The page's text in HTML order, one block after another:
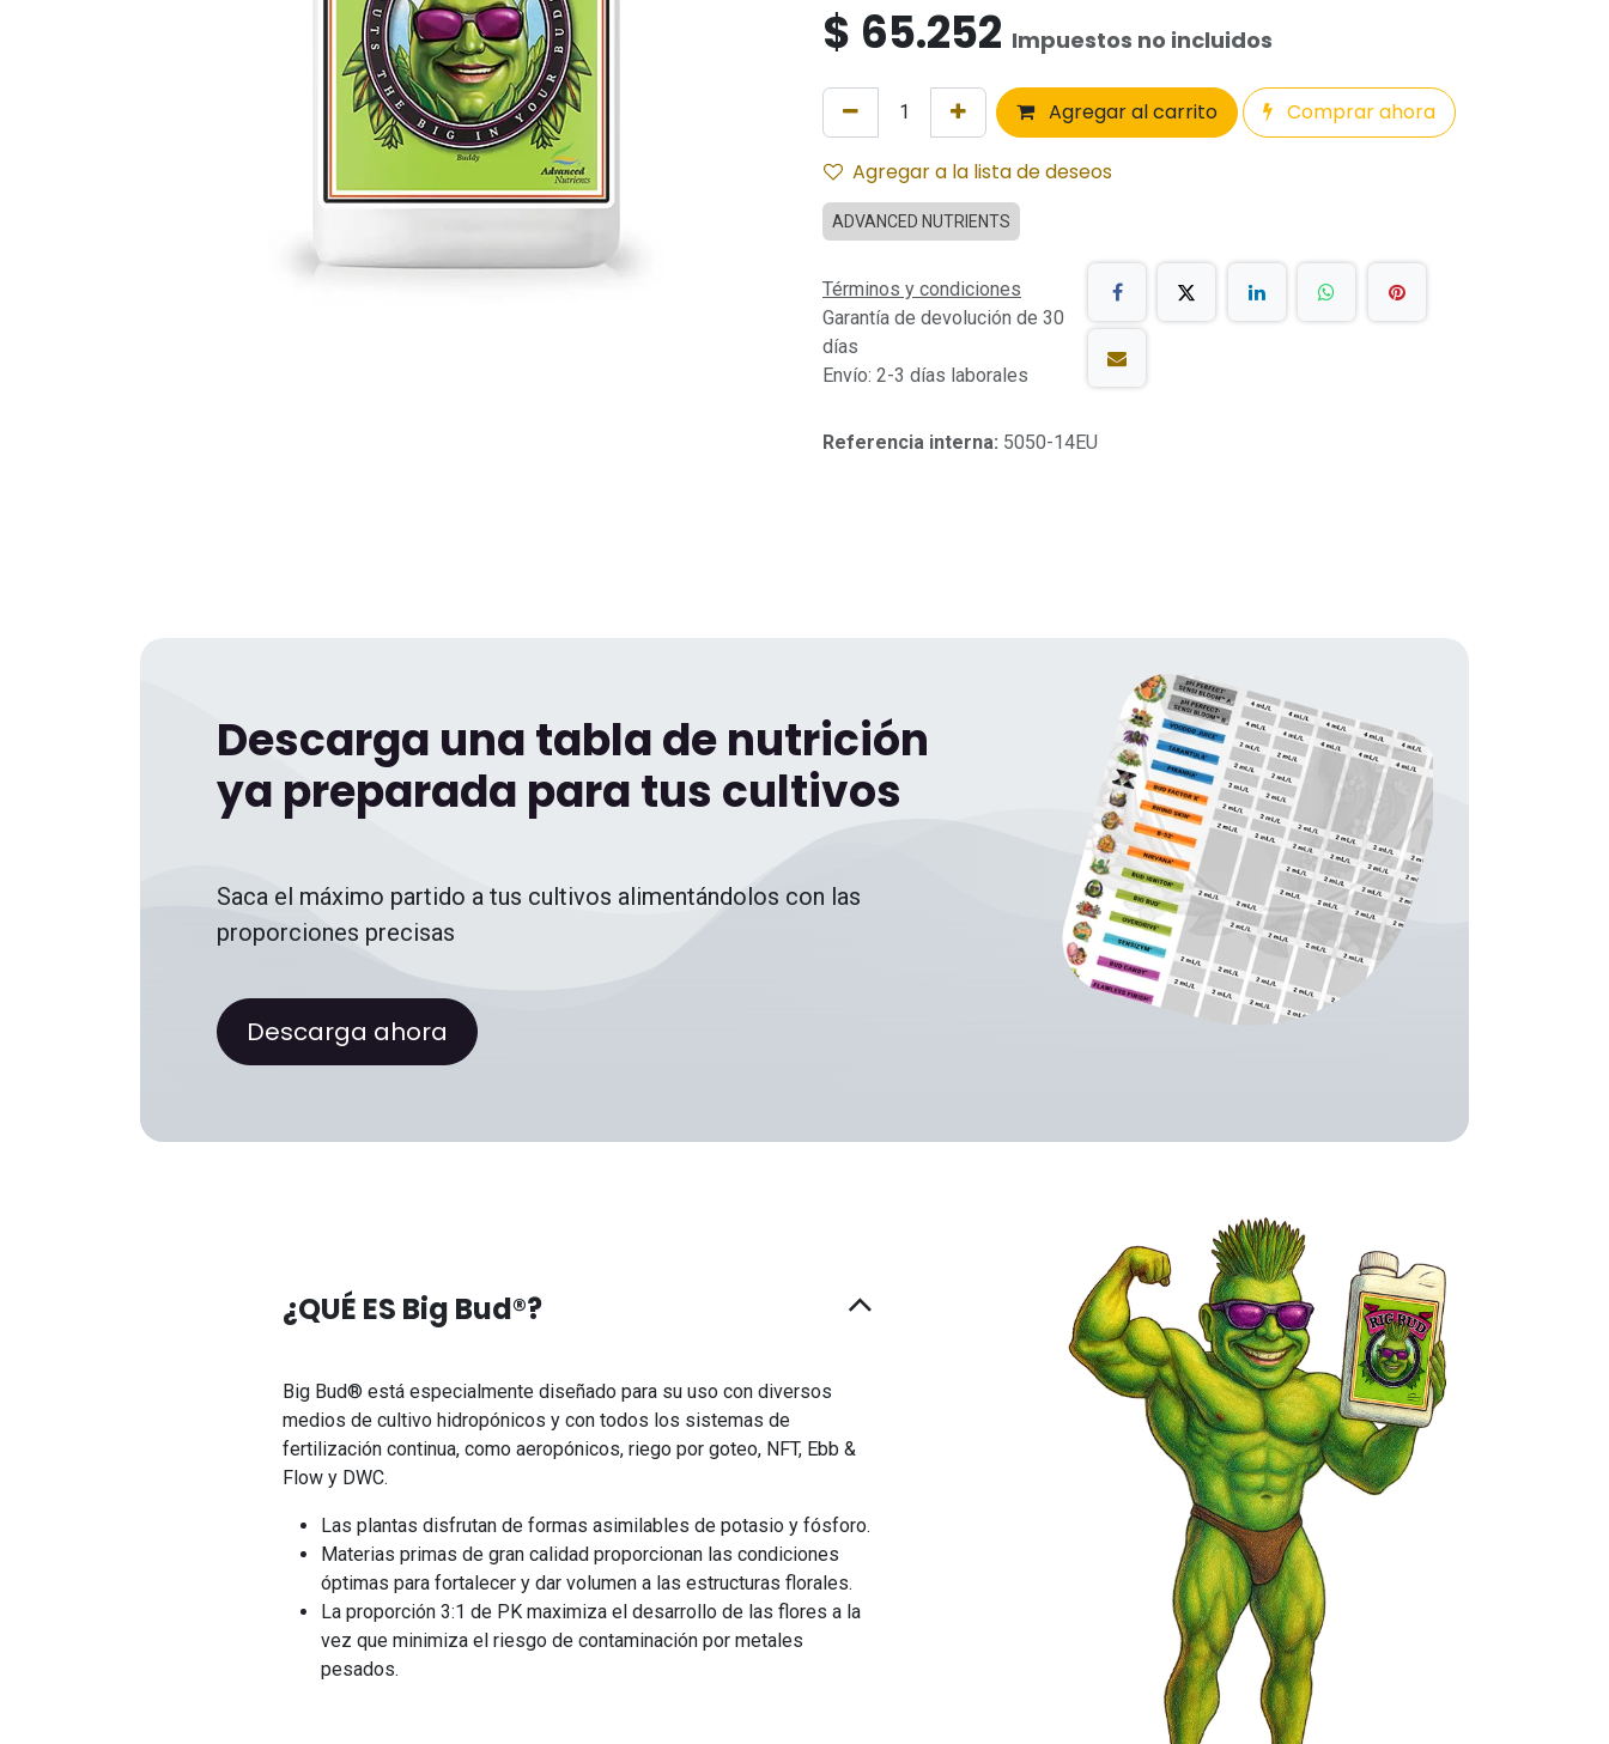
$ 65.252 Impuestos no incluidos
Agregar al carrito Comprar ahora
Agregar a la lista de deseos
ADVANCED NUTRIENTS
Términos y condiciones
Garantía de devolución de 30
días
Envío: 2-3 días laborales
Referencia interna: 5050-14EU
Descarga una tabla de nutrición
ya preparada para tus cultivos
Saca el máximo partido a tus cultivos alimentándolos con las
proporciones precisas
Descarga ahora
¿QUÉ ES Big Bud®?
Big Bud® está especialmente diseñado para su uso con diversos
medios de cultivo hidropónicos y con todos los sistemas de
fertilización continua, como aeropónicos, riego por goteo, NFT, Ebb &
Flow y DWC.
Las plantas disfrutan de formas asimilables de potasio y fósforo.
Materias primas de gran calidad proporcionan las condiciones
óptimas para fortalecer y dar volumen a las estructuras florales.
La proporción 3:1 de PK maximiza el desarrollo de las flores a la
vez que minimiza el riesgo de contaminación por metales
pesados.